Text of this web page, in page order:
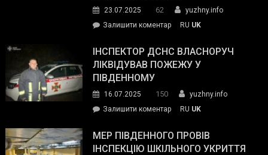
гуманітарну
допомогу
23.07.2025 62
yuzhny.info
Залишити коментарon
провів
нараду
силових
та
органів:
«Наш
RU UK
ІНСПЕКТОР ДСНС ВЛАСНОРУЧ
ЛІКВІДУВАВ ПОЖЕЖУ У
ПІВДЕННОМУ
16.07.2025 150
yuzhny.info
Залишити коментарon
ДСНС
власноруч
RU UK
МЕР ПІВДЕННОГО ПРОВІВ
ІНСПЕКЦІЮ ШКІЛЬНОГО УКРИТТЯ